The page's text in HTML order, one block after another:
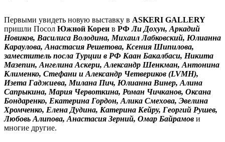
Первыми увидеть новую выставку в ASKERI GALLERY
пришли Посол Южной Кореи в РФ Ли Дохун, Аркадий
Новиков, Василиса Володина, Михаил Лабковский, Юлианна
Караулова, Анастасия Решетова, Ксения Шипилова,
заместитель посла Турции в РФ Каан Бакалбаси, Никита
Мазепин, Ангелина Аскери, Александр Шенкман, Антонина
Клименко, Стефани и Александр Четвериков (LVMH),
Изета Гаджиева, Милана Пич, Юлианна Винер, Алина
Сапрыкина, Мария Червоткина, Роман Чичканов, Оксана
Бондаренко, Екатерина Гордон, Алика Смехова, Эвелина
Хромченко, Елена Дудина, Катерина Кейру, Георгий Рушев,
Любовь Алипова, Анастасия Зерний, Омар Байрамов и
многие другие.